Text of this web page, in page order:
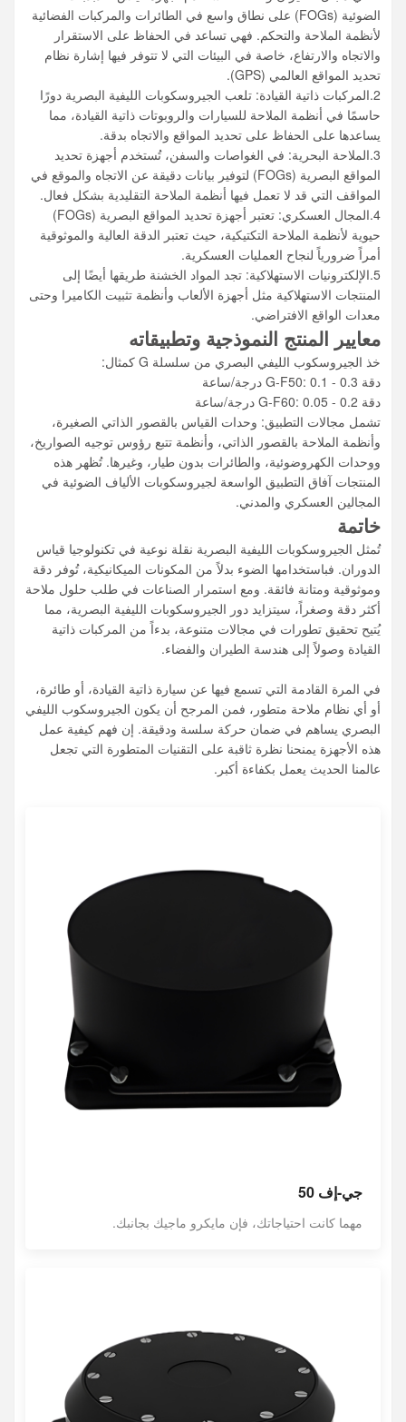
الضوئية (FOGs) على نطاق واسع في الطائرات والمركبات الفضائية
لأنظمة الملاحة والتحكم. فهي تساعد في الحفاظ على الاستقرار
والاتجاه والارتفاع، خاصة في البيئات التي لا تتوفر فيها إشارة نظام
تحديد المواقع العالمي (GPS).
2.المركبات ذاتية القيادة: تلعب الجيروسكوبات الليفية البصرية دورًا
حاسمًا في أنظمة الملاحة للسيارات والروبوتات ذاتية القيادة، مما
يساعدها على الحفاظ على تحديد المواقع والاتجاه بدقة.
3.الملاحة البحرية: في الغواصات والسفن، تُستخدم أجهزة تحديد
المواقع البصرية (FOGs) لتوفير بيانات دقيقة عن الاتجاه والموقع في
المواقف التي قد لا تعمل فيها أنظمة الملاحة التقليدية بشكل فعال.
4.المجال العسكري: تعتبر أجهزة تحديد المواقع البصرية (FOGs)
حيوية لأنظمة الملاحة التكتيكية، حيث تعتبر الدقة العالية والموثوقية
أمراً ضرورياً لنجاح العمليات العسكرية.
5.الإلكترونيات الاستهلاكية: تجد المواد الخشنة طريقها أيضًا إلى
المنتجات الاستهلاكية مثل أجهزة الألعاب وأنظمة تثبيت الكاميرا وحتى
معدات الواقع الافتراضي.
معايير المنتج النموذجية وتطبيقاته
خذ الجيروسكوب الليفي البصري من سلسلة G كمثال:
دقة G-F50: 0.1 - 0.3 درجة/ساعة
دقة G-F60: 0.05 - 0.2 درجة/ساعة
تشمل مجالات التطبيق: وحدات القياس بالقصور الذاتي الصغيرة،
وأنظمة الملاحة بالقصور الذاتي، وأنظمة تتبع رؤوس توجيه الصواريخ،
ووحدات الكهروضوئية، والطائرات بدون طيار، وغيرها. تُظهر هذه
المنتجات آفاق التطبيق الواسعة لجيروسكوبات الألياف الضوئية في
المجالين العسكري والمدني.
خاتمة
تُمثل الجيروسكوبات الليفية البصرية نقلة نوعية في تكنولوجيا قياس
الدوران. فباستخدامها الضوء بدلاً من المكونات الميكانيكية، تُوفر دقة
وموثوقية ومتانة فائقة. ومع استمرار الصناعات في طلب حلول ملاحة
أكثر دقة وصغراً، سيتزايد دور الجيروسكوبات الليفية البصرية، مما
يُتيح تحقيق تطورات في مجالات متنوعة، بدءاً من المركبات ذاتية
القيادة وصولاً إلى هندسة الطيران والفضاء.
في المرة القادمة التي تسمع فيها عن سيارة ذاتية القيادة، أو طائرة،
أو أي نظام ملاحة متطور، فمن المرجح أن يكون الجيروسكوب الليفي
البصري يساهم في ضمان حركة سلسة ودقيقة. إن فهم كيفية عمل
هذه الأجهزة يمنحنا نظرة ثاقبة على التقنيات المتطورة التي تجعل
عالمنا الحديث يعمل بكفاءة أكبر.
جي-إف 50
مهما كانت احتياجاتك، فإن مايكرو ماجيك بجانبك.